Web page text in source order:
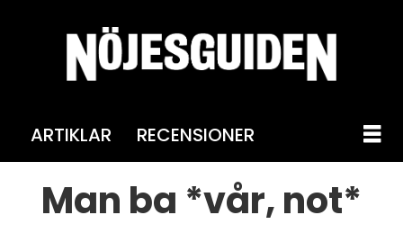
ARTIKLAR RECENSIONER
Man ba *vår, not*